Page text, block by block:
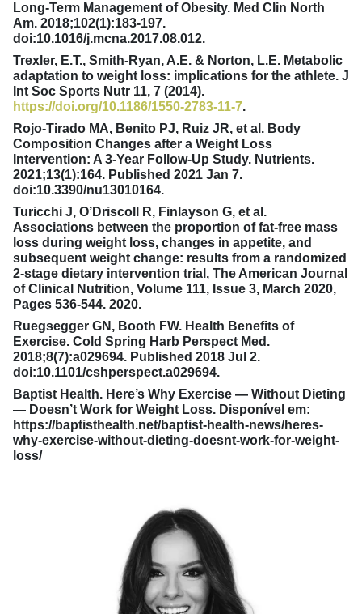
Long-Term Management of Obesity. Med Clin North
Am. 2018;102(1):183-197.
doi:10.1016/j.mcna.2017.08.012.
Trexler, E.T., Smith-Ryan, A.E. & Norton, L.E. Metabolic
adaptation to weight loss: implications for the athlete. J
Int Soc Sports Nutr 11, 7 (2014).
https://doi.org/10.1186/1550-2783-11-7.
Rojo-Tirado MA, Benito PJ, Ruiz JR, et al. Body
Composition Changes after a Weight Loss
Intervention: A 3-Year Follow-Up Study. Nutrients.
2021;13(1):164. Published 2021 Jan 7.
doi:10.3390/nu13010164.
Turicchi J, O’Driscoll R, Finlayson G, et al.
Associations between the proportion of fat-free mass
loss during weight loss, changes in appetite, and
subsequent weight change: results from a randomized
2-stage dietary intervention trial, The American Journal
of Clinical Nutrition, Volume 111, Issue 3, March 2020,
Pages 536-544. 2020.
Ruegsegger GN, Booth FW. Health Benefits of
Exercise. Cold Spring Harb Perspect Med.
2018;8(7):a029694. Published 2018 Jul 2.
doi:10.1101/cshperspect.a029694.
Baptist Health. Here’s Why Exercise — Without Dieting
— Doesn’t Work for Weight Loss. Disponível em:
https://baptisthealth.net/baptist-health-news/heres-
why-exercise-without-dieting-doesnt-work-for-weight-
loss/